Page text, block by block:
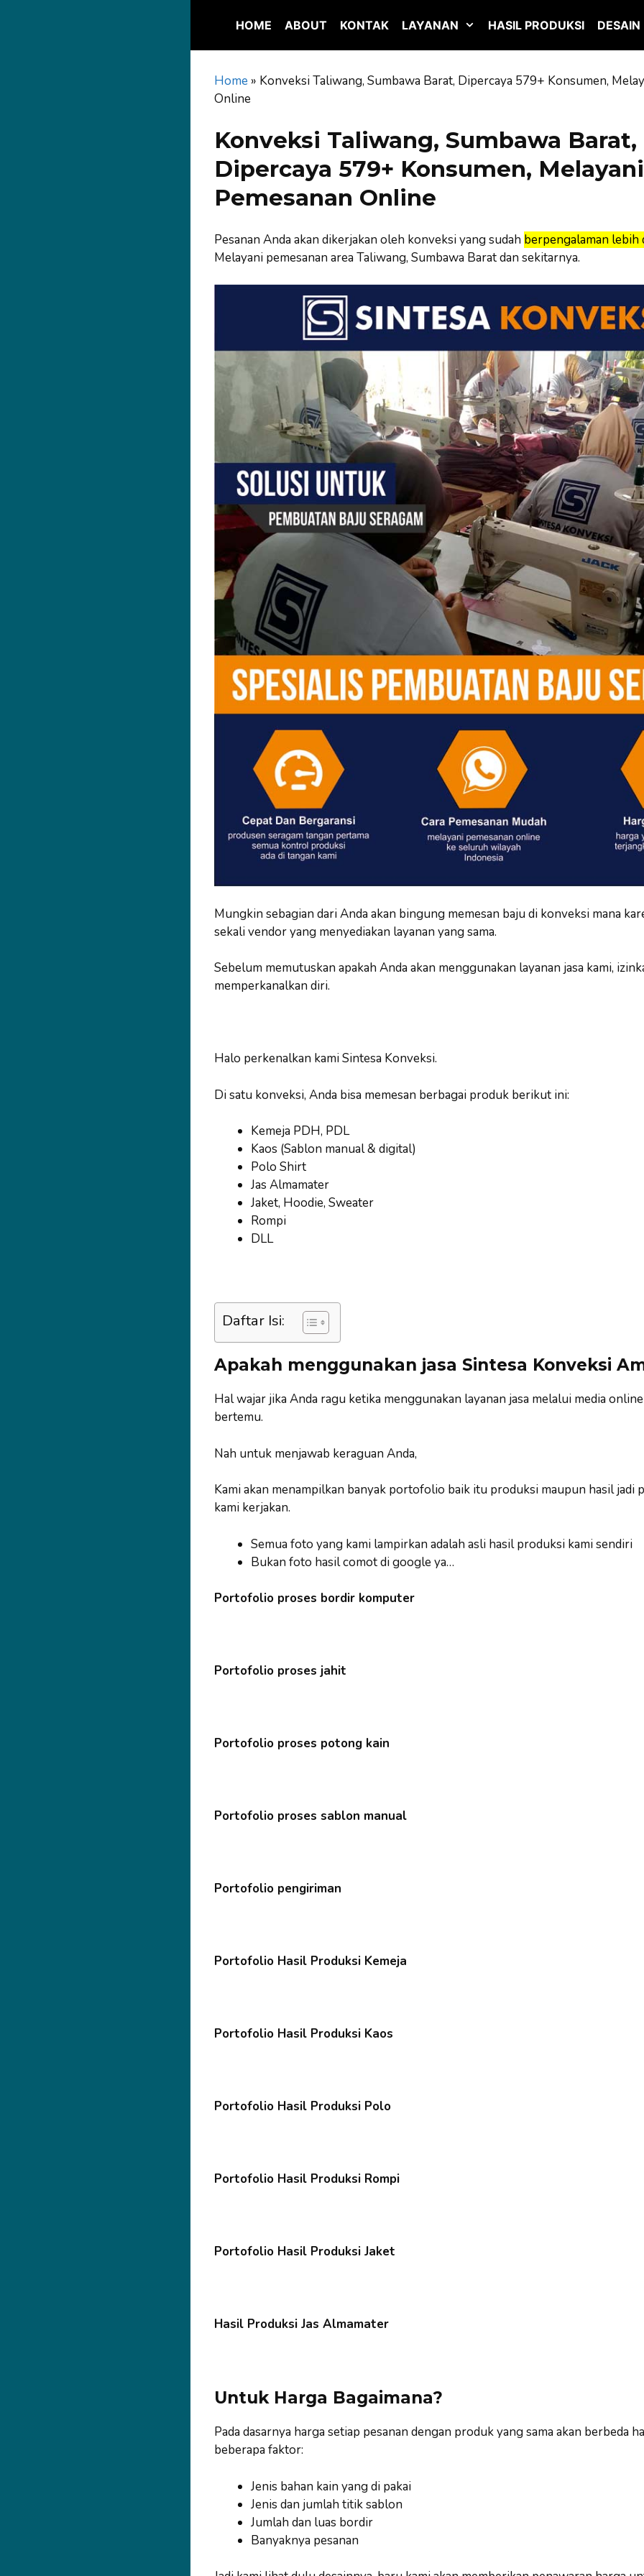
HOME ABOUT KONTAK LAYANAN HASIL PRODUKSI DESAIN
Home » Konveksi Taliwang, Sumbawa Barat, Dipercaya 579+ Konsumen,
Online
Konveksi Taliwang, Sumbawa Barat,
Dipercaya 579+ Konsumen, Melayani
Pemesanan Online
Pesanan Anda akan dikerjakan oleh konveksi yang sudah berpengalaman lebih
Melayani pemesanan area Taliwang, Sumbawa Barat dan sekitarnya.
Mungkin sebagian dari Anda akan bingung memesan baju di konveksi mana
sekali vendor yang menyediakan layanan yang sama.
Sebelum memutuskan apakah Anda akan menggunakan layanan jasa kami,
memperkanalkan diri.
Halo perkenalkan kami Sintesa Konveksi.
Di satu konveksi, Anda bisa memesan berbagai produk berikut ini:
Kemeja PDH, PDL
Kaos (Sablon manual & digital)
Polo Shirt
Jas Almamater
Jaket, Hoodie, Sweater
Rompi
DLL
Daftar Isi:
Apakah menggunakan jasa Sintesa Konveksi
Hal wajar jika Anda ragu ketika menggunakan layanan jasa melalui media
bertemu.
Nah untuk menjawab keraguan Anda,
Kami akan menampilkan banyak portofolio baik itu produksi maupun hasil jadi
kami kerjakan.
Semua foto yang kami lampirkan adalah asli hasil produksi kami sendiri
Bukan foto hasil comot di google ya…
Portofolio proses bordir komputer
Portofolio proses jahit
Portofolio proses potong kain
Portofolio proses sablon manual
Portofolio pengiriman
Portofolio Hasil Produksi Kemeja
Portofolio Hasil Produksi Kaos
Portofolio Hasil Produksi Polo
Portofolio Hasil Produksi Rompi
Portofolio Hasil Produksi Jaket
Hasil Produksi Jas Almamater
Untuk Harga Bagaimana?
Pada dasarnya harga setiap pesanan dengan produk yang sama akan berbeda
beberapa faktor:
Jenis bahan kain yang di pakai
Jenis dan jumlah titik sablon
Jumlah dan luas bordir
Banyaknya pesanan